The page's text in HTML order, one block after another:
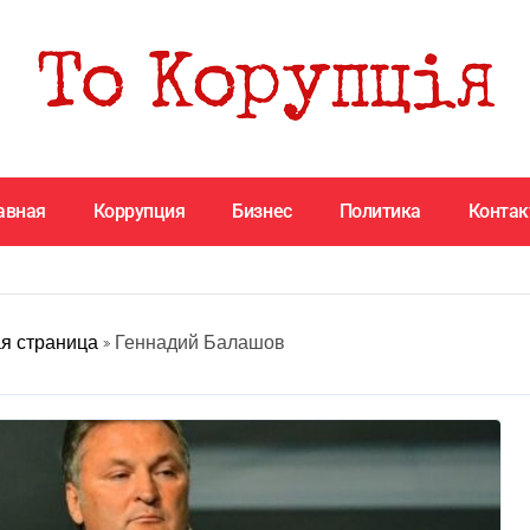
Коррупция Бизнес Политика
страница » Геннадий Балашов